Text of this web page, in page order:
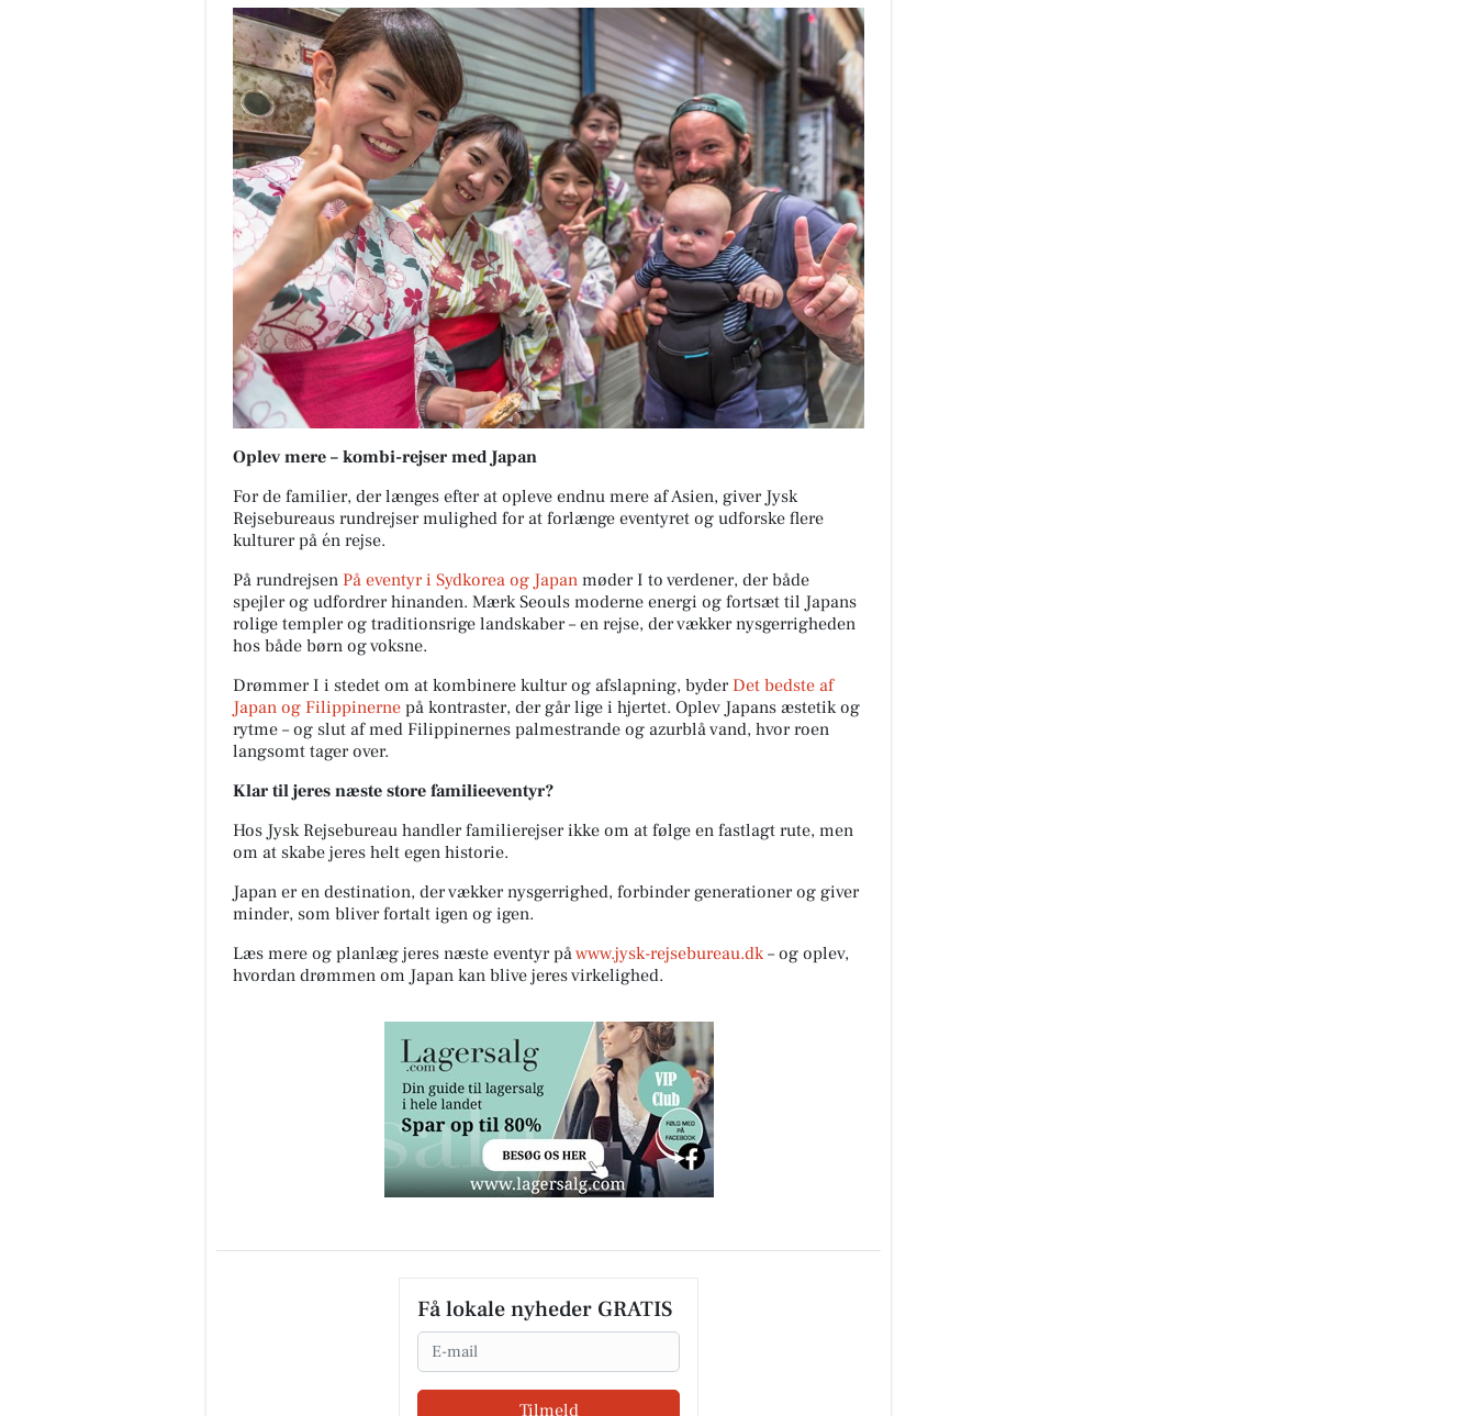
Oplev mere – kombi-rejser med Japan
For de familier, der længes efter at opleve endnu mere af Asien, giver Jysk
Rejsebureaus rundrejser mulighed for at forlænge eventyret og udforske flere
kulturer på én rejse.
På rundrejsen På eventyr i Sydkorea og Japan møder I to verdener, der både
spejler og udfordrer hinanden. Mærk Seouls moderne energi og fortsæt til Japans
rolige templer og traditionsrige landskaber – en rejse, der vækker nysgerrigheden
hos både børn og voksne.
Drømmer I i stedet om at kombinere kultur og afslapning, byder Det bedste af
Japan og Filippinerne på kontraster, der går lige i hjertet. Oplev Japans æstetik og
rytme – og slut af med Filippinernes palmestrande og azurblå vand, hvor roen
langsomt tager over.
Klar til jeres næste store familieeventyr?
Hos Jysk Rejsebureau handler familierejser ikke om at følge en fastlagt rute, men
om at skabe jeres helt egen historie.
Japan er en destination, der vækker nysgerrighed, forbinder generationer og giver
minder, som bliver fortalt igen og igen.
Læs mere og planlæg jeres næste eventyr påwww.jysk-rejsebureau.dk– og oplev,
hvordan drømmen om Japan kan blive jeres virkelighed.
Få lokale nyheder GRATIS
Email
Tilmeld